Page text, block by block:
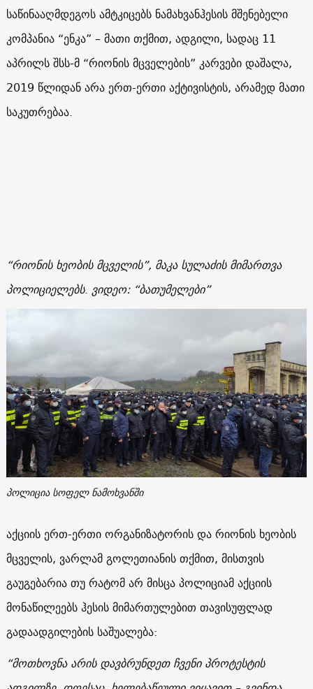
საწინააღმდეგოს ამტკიცებს ნამახვანჰესის მშენებელი
კომპანია “ენკა” – მათი თქმით, ადგილი, სადაც 11
აპრილს შსს-მ “რიონის მცველების” კარვები დაშალა,
2019 წლიდან არა ერთ-ერთი აქტივისტის, არამედ მათი
საკუთრებაა.
“რიონის ხეობის მცველის”, მაკა სულაძის მიმართვა
პოლიციელებს. ვიდეო: “ბათუმელები”
პოლიცია სოფელ ნამოხვანში
აქციის ერთ-ერთი ორგანიზატორის და რიონის ხეობის
მცველის, ვარლამ გოლეთიანის თქმით, მისთვის
გაუგებარია თუ რატომ არ მისცა პოლიციამ აქციის
მონაწილეებს ჰესის მიმართულებით თავისუფლად
გადაადგილების საშუალება:
“მოთხოვნა არის დავბრუნდეთ ჩვენი პროტესტის